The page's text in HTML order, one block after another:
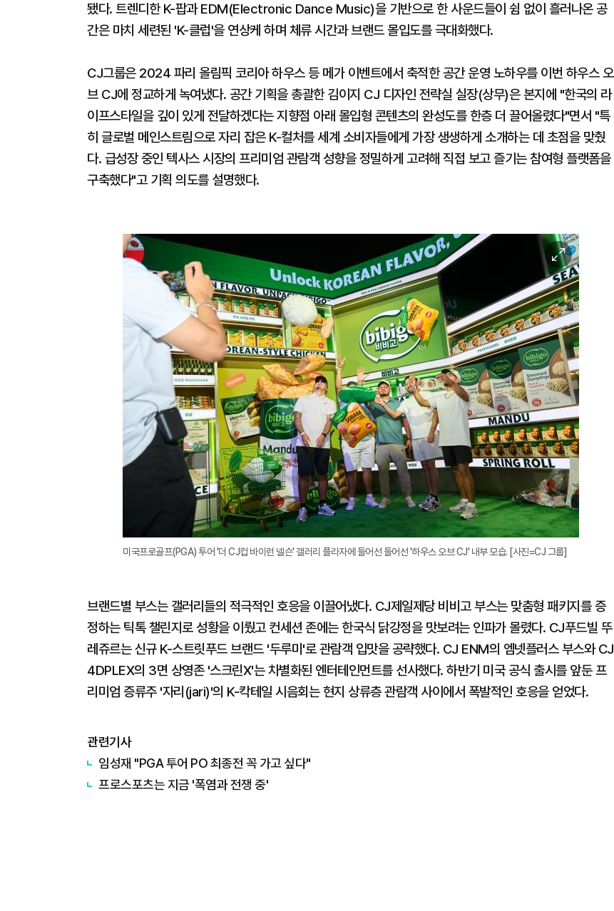
됐다. 트렌디한 K-팝과 EDM(Electronic Dance Music)을 기반으로 한 사운드들이 쉼 없이 흘러나온 공
간은 마치 세련된 'K-클럽'을 연상케 하며 체류 시간과 브랜드 몰입도를 극대화했다.
CJ그룹은 2024 파리 올림픽 코리아 하우스 등 메가 이벤트에서 축적한 공간 운영 노하우를 이번 하우스 오
브 CJ에 정교하게 녹여냈다. 공간 기획을 총괄한 김이지 CJ 디자인 전략실 실장(상무)은 본지에 "한국의 라
이프스타일을 깊이 있게 전달하겠다는 지향점 아래 몰입형 콘텐츠의 완성도를 한층 더 끌어올렸다"면서 "특
히 글로벌 메인스트림으로 자리 잡은 K-컬처를 세계 소비자들에게 가장 생생하게 소개하는 데 초점을 맞췄
다. 급성장 중인 텍사스 시장의 프리미엄 관람객 성향을 정밀하게 고려해 직접 보고 즐기는 참여형 플랫폼을
구축했다"고 기획 의도를 설명했다.
이
미
지
확
대
미국프로골프(PGA) 투어 '더 CJ컵 바이런 넬슨' 갤러리 플라자에 들어선 들어선 '하우스 오브 CJ' 내부 모습. [사진=CJ 그룹]
브랜드별 부스는 갤러리들의 적극적인 호응을 이끌어냈다. CJ제일제당 비비고 부스는 맞춤형 패키지를 증
정하는 틱톡 챌린지로 성황을 이뤘고 컨세션 존에는 한국식 닭강정을 맛보려는 인파가 몰렸다. CJ푸드빌 뚜
레쥬르는 신규 K-스트릿푸드 브랜드 '두루미'로 관람객 입맛을 공략했다. CJ ENM의 엠넷플러스 부스와 CJ
4DPLEX의 3면 상영존 '스크린X'는 차별화된 엔터테인먼트를 선사했다. 하반기 미국 공식 출시를 앞둔 프
리미엄 증류주 '자리(jari)'의 K-칵테일 시음회는 현지 상류층 관람객 사이에서 폭발적인 호응을 얻었다.
관련기사
임성재 "PGA 투어 PO 최종전 꼭 가고 싶다"
프로스포츠는 지금 '폭염과 전쟁 중'